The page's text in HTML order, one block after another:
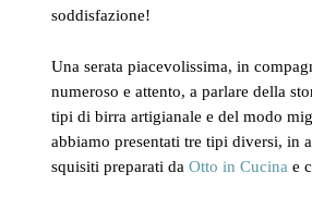
soddisfazione!
Una serata piacevolissima, in
numeroso e attento, a parlare della
tipi di birra artigianale e del modo
abbiamo presentati tre tipi diversi, in
squisiti preparati daOtto in Cucina e